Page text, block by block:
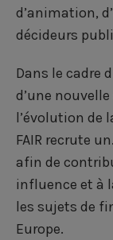
d’animation,
décideurs
Dans le cadre
d’une
l’évolution de
FAIR recrute
afin de
influence et à
les sujets de
Europe.